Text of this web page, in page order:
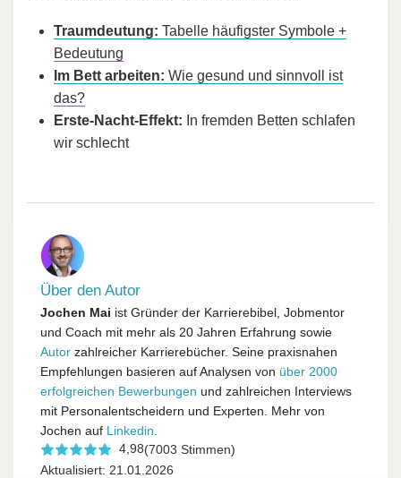
Traumdeutung: Tabelle häufigster Symbole +
Bedeutung
Im Bett arbeiten: Wie gesund und sinnvoll ist
das?
Erste-Nacht-Effekt: In fremden Betten schlafen
wir schlecht
Über den Autor
Jochen Mai ist Gründer der Karrierebibel, Jobmentor
und Coach mit mehr als 20 Jahren Erfahrung sowie
Autor zahlreicher Karrierebücher. Seine praxisnahen
Empfehlungen basieren auf Analysen von über 2000
erfolgreichen Bewerbungen und zahlreichen Interviews
mit Personalentscheidern und Experten. Mehr von
Jochen auf Linkedin
4,98(7003 Stimmen)
Aktualisiert: 21.01.2026